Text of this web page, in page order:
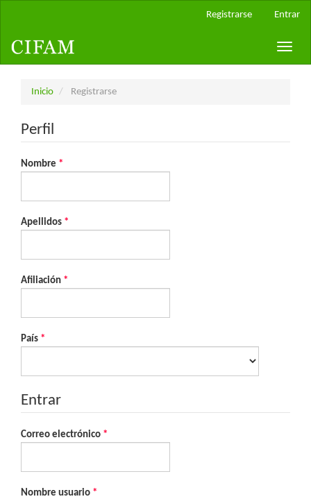
principal
Barra
Registrarse Entrar
Toggle
Inicio Registrarse
Perfil
Nombre *
Apellidos *
Afiliación *
País *
Entrar
Correo electrónico *
Nombre usuario *